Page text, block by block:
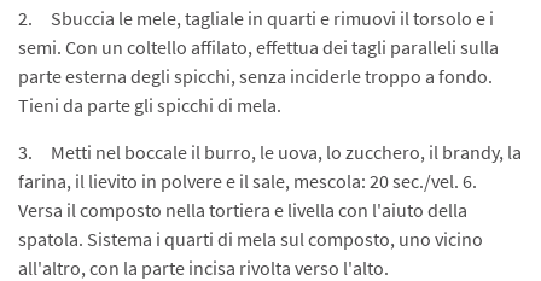
2. Sbuccia le mele, tagliale in quarti e rimuovi il torsolo e i
semi. Con un coltello affilato, effettua dei tagli paralleli sulla
parte esterna degli spicchi, senza inciderle troppo a fondo.
Tieni da parte gli spicchi di mela.
3. Metti nel boccale il burro, le uova, lo zucchero, il brandy, la
farina, il lievito in polvere e il sale, mescola: 20 sec./vel. 6.
Versa il composto nella tortiera e livella con l'aiuto della
spatola. Sistema i quarti di mela sul composto, uno vicino
all'altro, con la parte incisa rivolta verso l'alto.